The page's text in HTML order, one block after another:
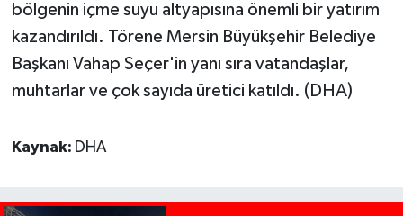
bölgenin içme suyu altyapısına önemli bir yatırım
kazandırıldı. Törene Mersin Büyükşehir Belediye
Başkanı Vahap Seçer'in yanı sıra vatandaşlar,
muhtarlar ve çok sayıda üretici katıldı. (DHA)
Kaynak: DHA